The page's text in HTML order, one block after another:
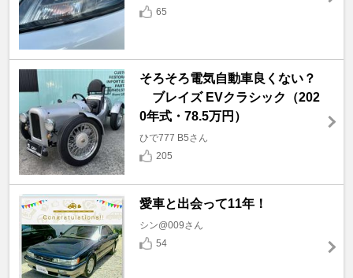
65
そろそろ電気自動車良くない？
ブレイズ EVクラシック（202
0年式・78.5万円）
ひで777 B5さん
205
愛車と出会って11年！
シン@009さん
54